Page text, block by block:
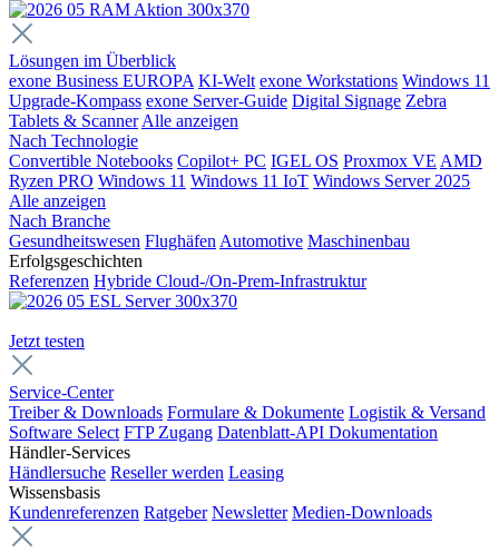
Lösungen im Überblick
exone Business EUROPA KI-Welt exone Workstations Windows 11
Upgrade-Kompass exone Server-Guide Digital Signage Zebra
Tablets & Scanner Alle anzeigen
Nach Technologie
Convertible Notebooks Copilot+ PC IGEL OS Proxmox VE AMD
Ryzen PRO Windows 11 Windows 11 IoT Windows Server 2025
Alle anzeigen
Nach Branche
Gesundheitswesen Flughäfen Automotive Maschinenbau
Erfolgsgeschichten
Referenzen Hybride Cloud-/On-Prem-Infrastruktur
Jetzt testen
Service-Center
Treiber & Downloads Formulare & Dokumente Logistik & Versand
Software Select FTP Zugang Datenblatt-API Dokumentation
Händler-Services
Händlersuche Reseller werden Leasing
Wissensbasis
Kundenreferenzen Ratgeber Newsletter Medien-Downloads